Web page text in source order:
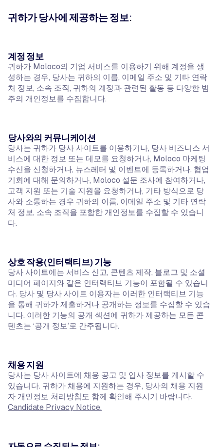
귀하가 당사에 제공하는 정보:
계정 정보
귀하가 Moloco의 기업 서비스를 이용하기 위해 계정을 생
성하는 경우, 당사는 귀하의 이름, 이메일 주소 및 기타 연락
처 정보, 소속 조직, 귀하의 계정과 관련된 활동 등 다양한 범
주의 개인정보를 수집합니다.
당사와의 커뮤니케이션
당사는 귀하가 당사 사이트를 이용하거나, 당사 비즈니스 서
비스에 대한 정보 또는 데모를 요청하거나, Moloco 마케팅
수신을 신청하거나, 뉴스레터 및 이벤트에 등록하거나, 협업
기회에 대해 문의하거나, Moloco 설문 조사에 참여하거나,
고객 지원 또는 기술 지원을 요청하거나, 기타 방식으로 당
사와 소통하는 경우 귀하의 이름, 이메일 주소 및 기타 연락
처 정보, 소속 조직을 포함한 개인정보를 수집할 수 있습니
다.
상호 작용(인터랙티브) 기능
당사 사이트에는 서비스 신고, 콘텐츠 제작, 블로그 및 소셜
미디어 페이지와 같은 인터랙티브 기능이 포함될 수 있습니
다. 당사 및 당사 사이트 이용자는 이러한 인터랙티브 기능
을 통해 귀하가 제출하거나 공개하는 정보를 수집할 수 있습
니다. 이러한 기능의 공개 섹션에 귀하가 제공하는 모든 콘
텐츠는 ‘공개 정보’로 간주됩니다.
채용 지원
당사는 당사 사이트에 채용 공고 및 입사 정보를 게시할 수
있습니다. 귀하가 채용에 지원하는 경우, 당사의 채용 지원
자 개인정보 처리방침도 함께 확인해 주시기 바랍니다.
Candidate Privacy Notice.